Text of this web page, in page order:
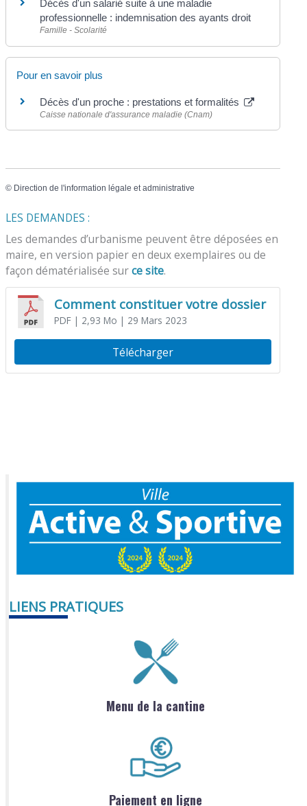
Décès d'un salarié suite à une maladie
professionnelle : indemnisation des ayants droit
Famille - Scolarité
Pour en savoir plus
Décès d'un proche : prestations et formalités
Caisse nationale d'assurance maladie (Cnam)
© Direction de l'information légale et administrative
LES DEMANDES :
Les demandes d’urbanisme peuvent être déposées en
maire, en version papier en deux exemplaires ou de
façon dématérialisée surce site.
Comment constituer votre dossier
PDF| 2,93 Mo | 29 Mars 2023
Télécharger
LIENS PRATIQUES
Menu de la cantine
Paiement en ligne